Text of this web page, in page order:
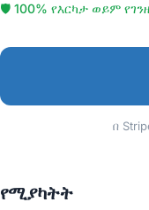
🛡 100% የእርካታ ወይም
በ
የሚያካትት